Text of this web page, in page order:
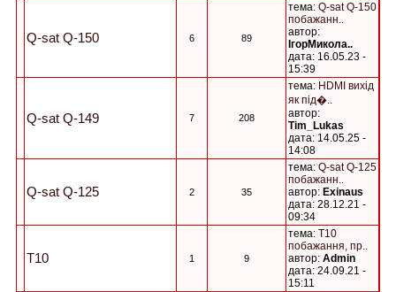
Q-sat Q-150 6 89
тема: Q-sat Q-150
побажанн..
автор:
ІгорМикола..
дата: 16.05.23 -
15:39
Q-sat Q-149 7 208
тема: HDMI вихід
як під�..
автор:
Tim_Lukas
дата: 14.05.25 -
14:08
Q-sat Q-125 2 35
тема: Q-sat Q-125
побажанн..
автор: Exinaus
дата: 28.12.21 -
09:34
T10 1 9
тема: T10
побажання, пр..
автор: Admin
дата: 24.09.21 -
15:11